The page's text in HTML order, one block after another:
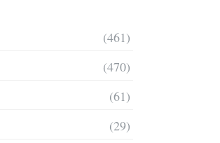
(461)
(470)
(61)
(29)